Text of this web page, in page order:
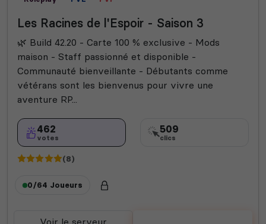
Les Racines de l'Espoir - Saison 3
🌿 Build 42.20 - Carte 100 % exclusive - Mods
maison - Staff passionné et disponible -
Communauté bienveillante - Débutants comme
vétérans sont les bienvenus pour vivre une
aventure RP...
462
votes
509
clics
(8)
0/64 Joueurs